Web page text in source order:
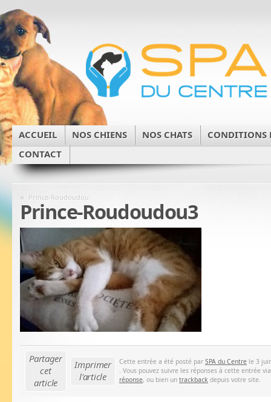
ACCUEIL NOS CHIENS NOS CHATS
CONDITIONS
CONTACT
« Prince-Roudoudou
Prince-Roudoudou3
Partager
cet
article
Imprimer
l'article
Cette entrée a été posté par SPA du Centre le 3
. Vous pouvez suivre les réponses à cette entrée
réponse, ou bien un trackback depuis votre site.